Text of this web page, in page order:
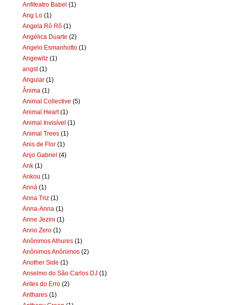
Anfiteatro Babel (1)
Ang Lo (1)
Angela Rô Rô (1)
Angélica Duarte (2)
Angelo Esmanhotto (1)
Angewitz (1)
angst (1)
Angular (1)
Ânima (1)
Animal Collective (5)
Animal Heart (1)
Animal Invisível (1)
Animal Trees (1)
Anis de Flor (1)
Anjo Gabriel (4)
Ank (1)
Ankou (1)
Anná (1)
Anna Triz (1)
Anna-Anna (1)
Anne Jezini (1)
Anno Zero (1)
Anônimos Alhures (1)
Anônimos Anônimos (2)
Another Side (1)
Anselmo do São Carlos DJ (1)
Antes do Erro (2)
Anthares (1)